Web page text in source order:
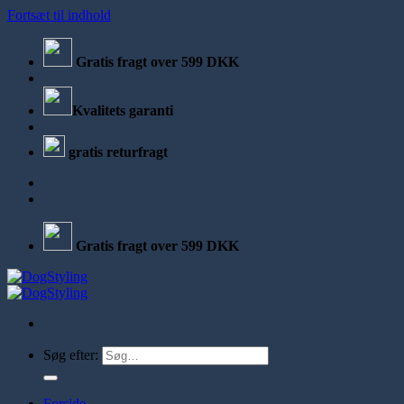
Fortsæt til indhold
Gratis fragt over 599 DKK
Kvalitets garanti
gratis returfragt
Gratis fragt over 599 DKK
Søg efter: